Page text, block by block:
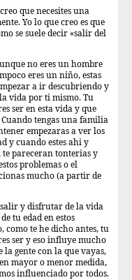
que necesites una
Yo lo que creo es que
se suele decir «salir del
no eres un hombre
eres un niño, estas
a ir descubriendo y
vida por ti mismo. Tu
ser en esta vida y que
tengas una familia
empezaras a ver los
y cuando estes ahi y
te pareceran tonterias y
problemas o el
mucho (a partir de
salir y disfrutar de la vida
tu edad en estos
como te he dicho antes, tu
ser y eso influye mucho
la gente con la que vayas,
mayor o menor medida,
influenciado por todos.